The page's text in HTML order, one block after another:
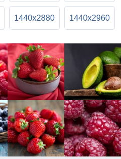
1440x2880 1440x2960